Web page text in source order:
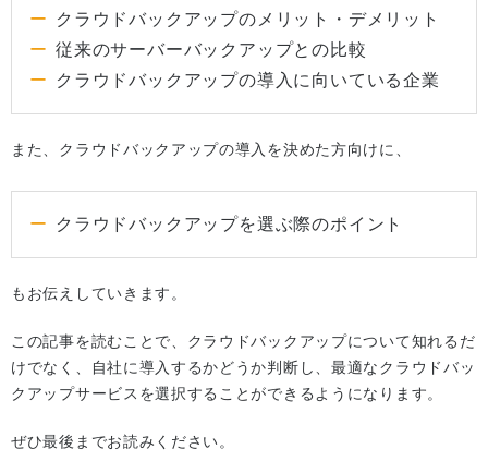
クラウドバックアップのメリット・デメリット
従来のサーバーバックアップとの比較
クラウドバックアップの導入に向いている企業
また、クラウドバックアップの導入を決めた方向けに、
クラウドバックアップを選ぶ際のポイント
もお伝えしていきます。
この記事を読むことで、クラウドバックアップについて知れるだ
けでなく、自社に導入するかどうか判断し、最適なクラウドバッ
クアップサービスを選択することができるようになります。
ぜひ最後までお読みください。